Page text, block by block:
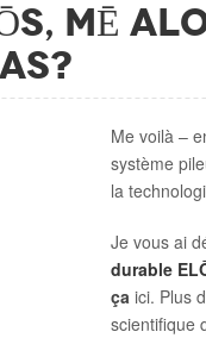
MĒ
Me voilà –
système
la
Je vous ai
durable
ça ici. Plus
scientifique